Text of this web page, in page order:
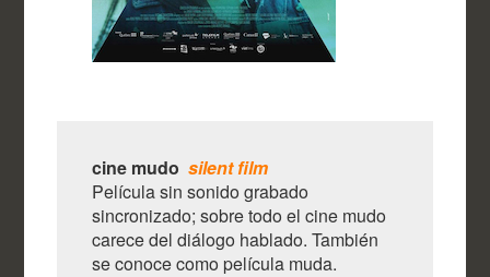
cine mudo silent film
Película sin sonido grabado
sincronizado; sobre todo el cine mudo
carece del diálogo hablado. También
se conoce como película muda.